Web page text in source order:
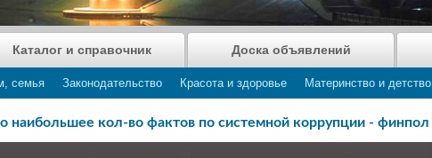
семья Законодательство Красота и здоровье Материнство и детство
Каталог и справочник Доска объявлений
наибольшее кол-во фактов по системной коррупции - финпол